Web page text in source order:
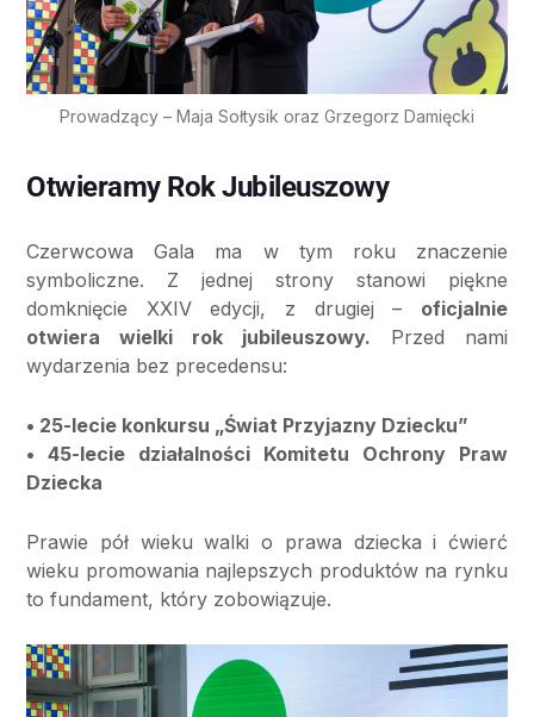
Prowadzący – Maja Sołtysik oraz Grzegorz Damięcki
Otwieramy Rok Jubileuszowy
Czerwcowa Gala ma w tym roku znaczenie
symboliczne. Z jednej strony stanowi piękne
domknięcie XXIV edycji, z drugiej – oficjalnie
otwiera wielki rok jubileuszowy. Przed nami
wydarzenia bez precedensu:
• 25-lecie konkursu „Świat Przyjazny Dziecku”
• 45-lecie działalności Komitetu Ochrony Praw
Dziecka
Prawie pół wieku walki o prawa dziecka i ćwierć
wieku promowania najlepszych produktów na rynku
to fundament, który zobowiązuje.